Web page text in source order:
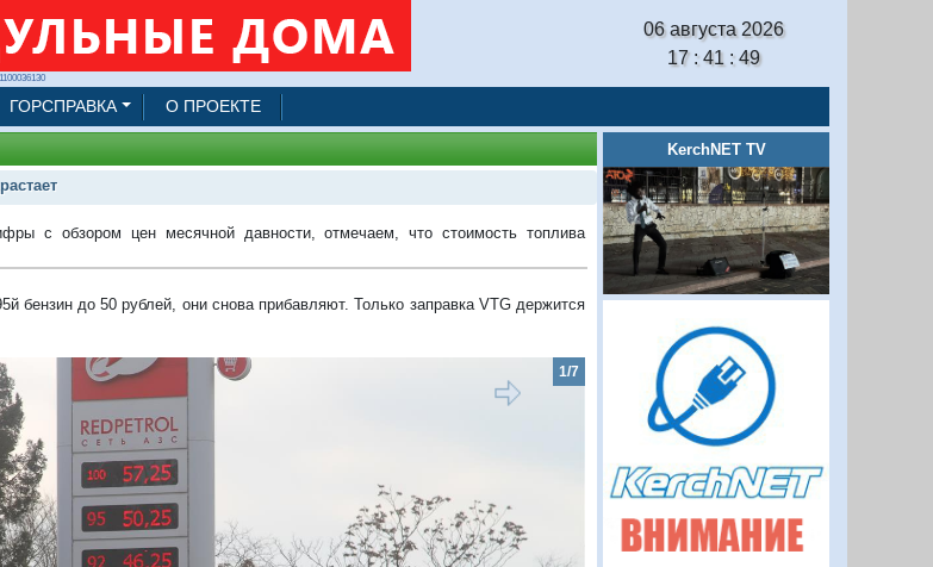
06 августа 2026
17 : 41 : 50
ГОРСПРАВКА О ПРОЕКТЕ
с обзором цен месячной давности, отмечаем, что стоимость топлива
бензин до 50 рублей, они снова прибавляют. Только заправка VTG держится
KerchNET TV